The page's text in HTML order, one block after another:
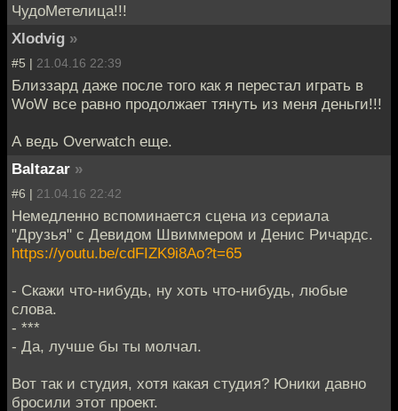
ЧудоМетелица!!!
Xlodvig »
#5 | 21.04.16 22:39
Близзард даже после того как я перестал играть в
WoW все равно продолжает тянуть из меня деньги!!!
А ведь Overwatch еще.
Baltazar »
#6 | 21.04.16 22:42
Немедленно вспоминается сцена из сериала
"Друзья" с Девидом Швиммером и Денис Ричардс.
https://youtu.be/cdFIZK9i8Ao?t=65
- Скажи что-нибудь, ну хоть что-нибудь, любые
слова.
- ***
- Да, лучше бы ты молчал.
Вот так и студия, хотя какая студия? Юники давно
бросили этот проект.